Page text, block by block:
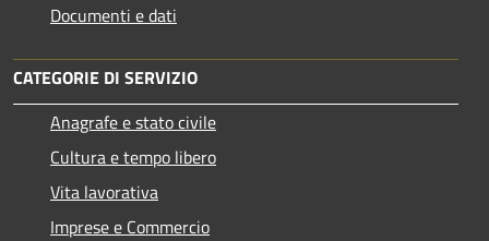
Documenti e dati
CATEGORIE DI SERVIZIO
Anagrafe e stato civile
Cultura e tempo libero
Vita lavorativa
Imprese e Commercio